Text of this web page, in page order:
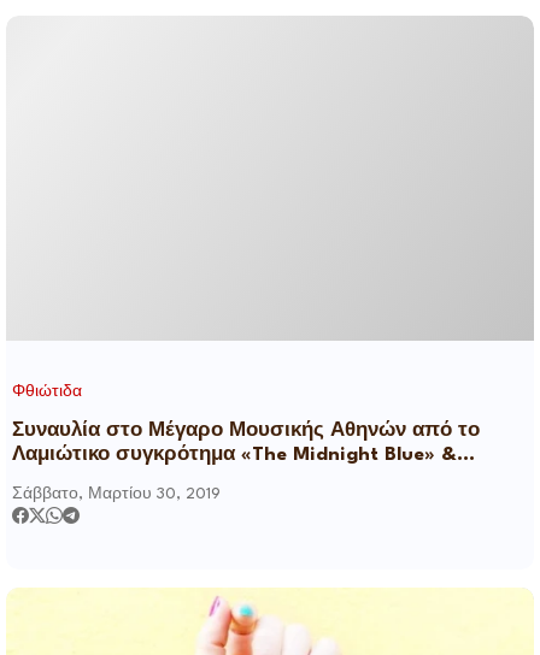
Φθιώτιδα
Συναυλία στο Μέγαρο Μουσικής Αθηνών από το
Λαμιώτικο συγκρότημα «The Midnight Blue» &
Σάββατο, Μαρτίου 30, 2019